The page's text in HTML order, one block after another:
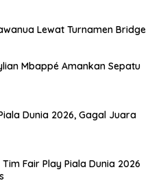
Lewat Turnamen Bridge
Mbappé Amankan Sepatu
Dunia 2026, Gagal Juara
Fair Play Piala Dunia 2026